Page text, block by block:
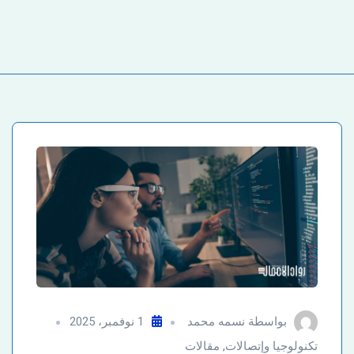
بواسطة نسمه محمد
1 نوفمبر، 2025
تكنولوجيا وإتصالات, مقالات